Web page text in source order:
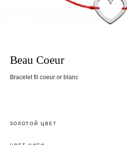
Beau Coeur
Bracelet fil coeur or blanc
ЗОЛОТОЙ ЦВЕТ